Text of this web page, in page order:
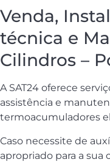
Venda,
técnica e
Cilindros –
A SAT24 oferece
assistência e
termoacumuladores
Caso necessite de
apropriado para a sua